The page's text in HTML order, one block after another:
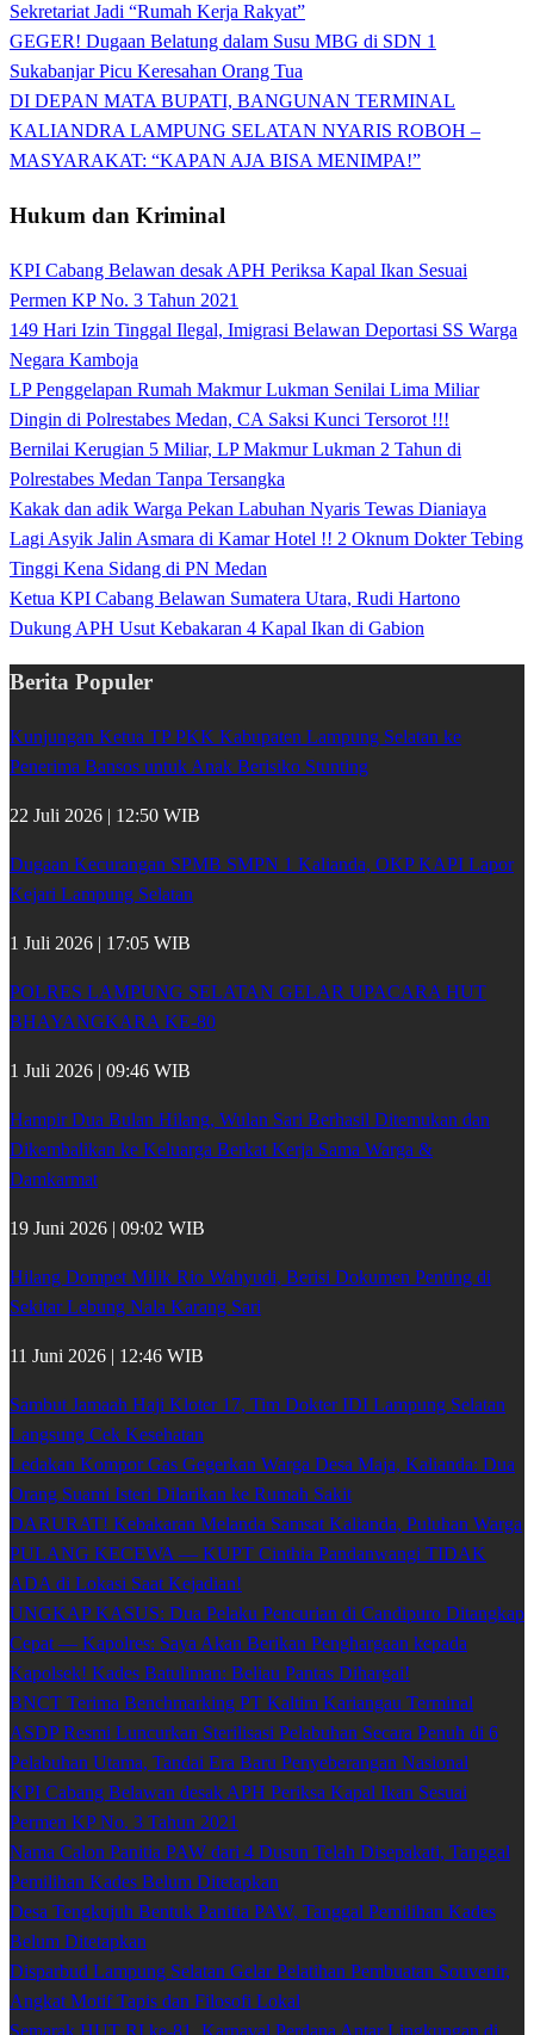
Sekretariat Jadi “Rumah Kerja Rakyat”
GEGER! Dugaan Belatung dalam Susu MBG di SDN 1
Sukabanjar Picu Keresahan Orang Tua
DI DEPAN MATA BUPATI, BANGUNAN TERMINAL
KALIANDRA LAMPUNG SELATAN NYARIS ROBOH –
MASYARAKAT: “KAPAN AJA BISA MENIMPA!”
Hukum dan Kriminal
KPI Cabang Belawan desak APH Periksa Kapal Ikan Sesuai
Permen KP No. 3 Tahun 2021
149 Hari Izin Tinggal Ilegal, Imigrasi Belawan Deportasi SS Warga
Negara Kamboja
LP Penggelapan Rumah Makmur Lukman Senilai Lima Miliar
Dingin di Polrestabes Medan, CA Saksi Kunci Tersorot !!!
Bernilai Kerugian 5 Miliar, LP Makmur Lukman 2 Tahun di
Polrestabes Medan Tanpa Tersangka
Kakak dan adik Warga Pekan Labuhan Nyaris Tewas Dianiaya
Lagi Asyik Jalin Asmara di Kamar Hotel !! 2 Oknum Dokter Tebing
Tinggi Kena Sidang di PN Medan
Ketua KPI Cabang Belawan Sumatera Utara, Rudi Hartono
Dukung APH Usut Kebakaran 4 Kapal Ikan di Gabion
Berita Populer
Kunjungan Ketua TP PKK Kabupaten Lampung Selatan ke
Penerima Bansos untuk Anak Berisiko Stunting
22 Juli 2026 | 12:50 WIB
Dugaan Kecurangan SPMB SMPN 1 Kalianda, OKP KAPI Lapor
Kejari Lampung Selatan
1 Juli 2026 | 17:05 WIB
POLRES LAMPUNG SELATAN GELAR UPACARA HUT
BHAYANGKARA KE-80
1 Juli 2026 | 09:46 WIB
Hampir Dua Bulan Hilang, Wulan Sari Berhasil Ditemukan dan
Dikembalikan ke Keluarga Berkat Kerja Sama Warga &
Damkarmat
19 Juni 2026 | 09:02 WIB
Hilang Dompet Milik Rio Wahyudi, Berisi Dokumen Penting di
Sekitar Lebung Nala Karang Sari
11 Juni 2026 | 12:46 WIB
Sambut Jamaah Haji Kloter 17, Tim Dokter IDI Lampung Selatan
Langsung Cek Kesehatan
Ledakan Kompor Gas Gegerkan Warga Desa Maja, Kalianda: Dua
Orang Suami Isteri Dilarikan ke Rumah Sakit
DARURAT! Kebakaran Melanda Samsat Kalianda, Puluhan Warga
PULANG KECEWA — KUPT Cinthia Pandanwangi TIDAK
ADA di Lokasi Saat Kejadian!
UNGKAP KASUS: Dua Pelaku Pencurian di Candipuro Ditangkap
Cepat — Kapolres: Saya Akan Berikan Penghargaan kepada
Kapolsek! Kades Batuliman: Beliau Pantas Dihargai!
BNCT Terima Benchmarking PT Kaltim Kariangau Terminal
ASDP Resmi Luncurkan Sterilisasi Pelabuhan Secara Penuh di 6
Pelabuhan Utama, Tandai Era Baru Penyeberangan Nasional
KPI Cabang Belawan desak APH Periksa Kapal Ikan Sesuai
Permen KP No. 3 Tahun 2021
Nama Calon Panitia PAW dari 4 Dusun Telah Disepakati, Tanggal
Pemilihan Kades Belum Ditetapkan
Desa Tengkujuh Bentuk Panitia PAW, Tanggal Pemilihan Kades
Belum Ditetapkan
Disparbud Lampung Selatan Gelar Pelatihan Pembuatan Souvenir,
Angkat Motif Tapis dan Filosofi Lokal